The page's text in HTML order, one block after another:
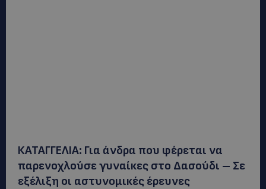
ΚΑΤΑΓΓΕΛΙΑ: Για άνδρα που φέρεται να
παρενοχλούσε γυναίκες στο Δασούδι – Σε
εξέλιξη οι αστυνομικές έρευνες